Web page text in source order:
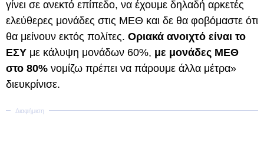
γίνει σε ανεκτό επίπεδο, να έχουμε δηλαδή αρκετές
ελεύθερες μονάδες στις ΜΕΘ και δε θα φοβόμαστε ότι
θα μείνουν εκτός πολίτες. Οριακά ανοιχτό είναι το
ΕΣΥ με κάλυψη μονάδων 60%, με μονάδες ΜΕΘ
στο 80% νομίζω πρέπει να πάρουμε άλλα μέτρα»
διευκρίνισε.